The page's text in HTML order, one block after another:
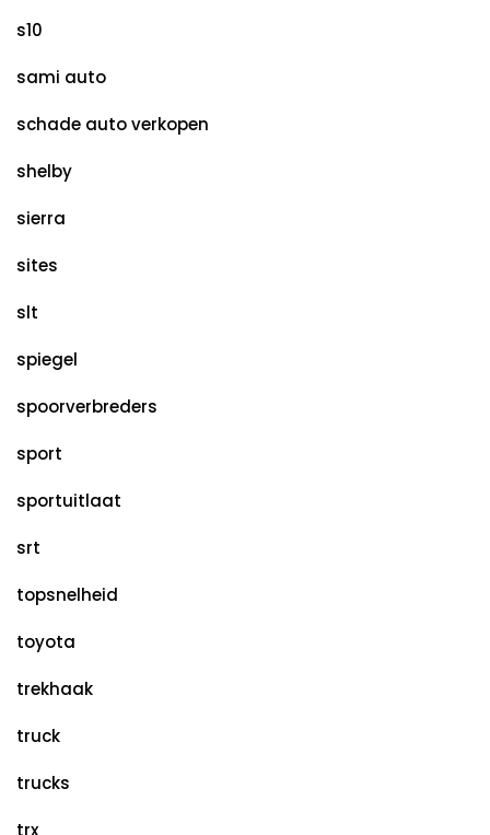
s10
sami auto
schade auto verkopen
shelby
sierra
sites
slt
spiegel
spoorverbreders
sport
sportuitlaat
srt
topsnelheid
toyota
trekhaak
truck
trucks
trx